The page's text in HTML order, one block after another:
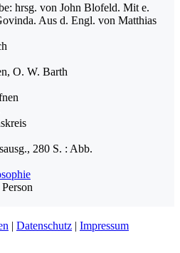
hrsg. von John Blofeld. Mit e.
Aus d. Engl. von Matthias
O. W. Barth
280 S. : Abb.
| Datenschutz | Impressum